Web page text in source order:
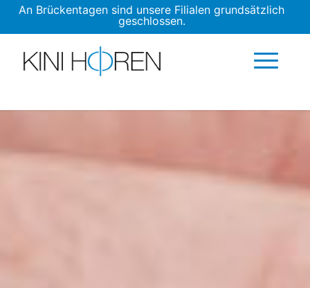
An Brückentagen sind unsere Filialen grundsätzlich
geschlossen.